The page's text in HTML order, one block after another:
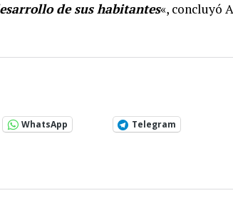
de sus habitantes«, concluyó
WhatsApp Telegram